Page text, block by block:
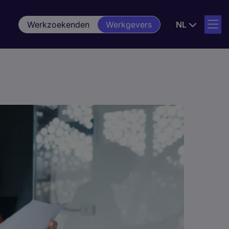
Werkzoekenden Werkgevers NL